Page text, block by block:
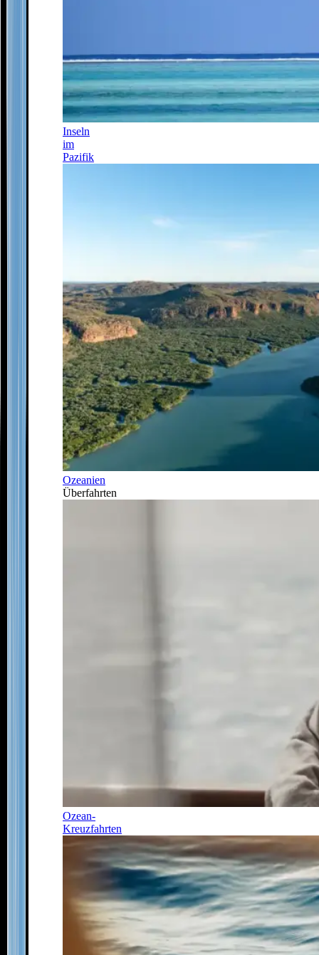
Inseln
im
Pazifik
Ozeanien
Überfahrten
Ozean-
Kreuzfahrten